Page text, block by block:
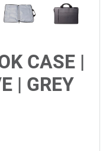
CASE |
| GREY